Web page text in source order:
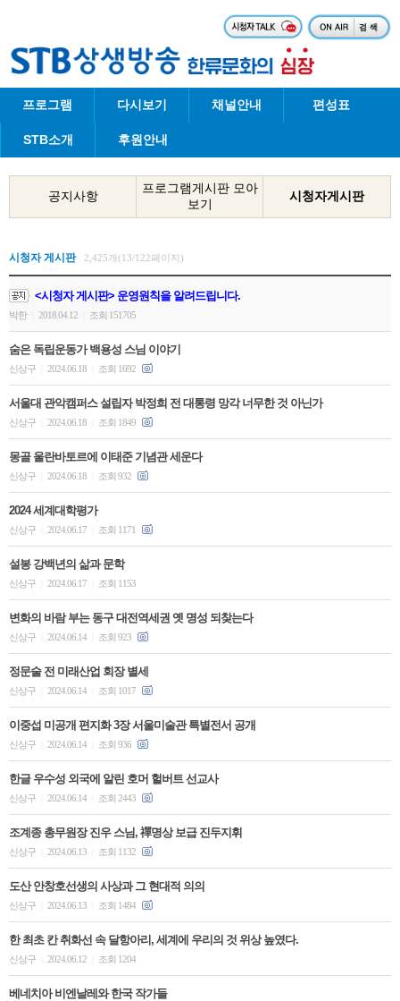
프로그램 다시보기 채널안내 편성표
STB소개 후원안내
공지사항
프로그램게시판 모아
보기
시청자게시판
시청자 게시판 2,425개(13/122페이지)
<시청자 게시판> 운영원칙을 알려드립니다.
박한 2018.04.12 조회 151705
숨은 독립운동가 백용성 스님 이야기
신상구 2024.06.18 조회 1692
서울대 관악캠퍼스 설립자 박정희 전 대통령 망각 너무한 것 아닌가
신상구 2024.06.18 조회 1849
몽골 울란바토르에 이태준 기념관 세운다
신상구 2024.06.18 조회 932
2024 세계대학평가
신상구 2024.06.17 조회 1171
설봉 강백년의 삶과 문학
신상구 2024.06.17 조회 1153
변화의 바람 부는 동구 대전역세권 옛 명성 되찾는다
신상구 2024.06.14 조회 923
정문술 전 미래산업 회장 별세
신상구 2024.06.14 조회 1017
이중섭 미공개 편지화 3장 서울미술관 특별전서 공개
신상구 2024.06.14 조회 936
한글 우수성 외국에 알린 호머 헐버트 선교사
신상구 2024.06.14 조회 2443
조계종 총무원장 진우 스님, 禪명상 보급 진두지휘
신상구 2024.06.13 조회 1132
도산 안창호선생의 사상과 그 현대적 의의
신상구 2024.06.13 조회 1484
한 최초 칸 취화선 속 달항아리, 세계에 우리의 것 위상 높였다.
신상구 2024.06.12 조회 1204
베네치아 비엔날레와 한국 작가들